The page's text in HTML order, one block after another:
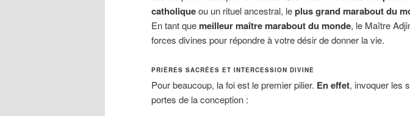
catholiqueou un rituel ancestral, leplus grand marabout du
En tant que meilleur maître marabout du monde, le Maître
forces divines pour répondre à votre désir de donner la vie.
PRIÈRES SACRÉES ET INTERCESSION DIVINE
Pour beaucoup, la foi est le premier pilier. En effet, invoquer les
portes de la conception :